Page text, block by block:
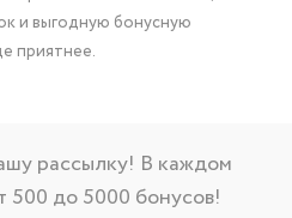
и выгодную бонусную
приятнее.
рассылку! В каждом
500 до 5000 бонусов!